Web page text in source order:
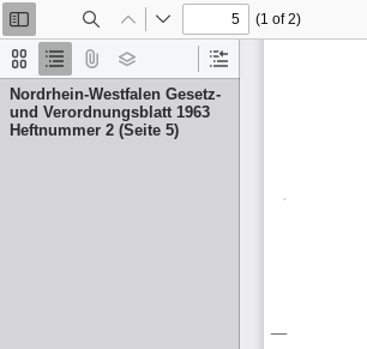
Thumbnails
Document
Outline
Attachments
Layers
Current
Item
Nordrhein-Westfalen Gesetz-
und Verordnungsblatt 1963
Heftnummer 2 (Seite 5)
Toggle
Sidebar
Previous
Next
(1 of 2)